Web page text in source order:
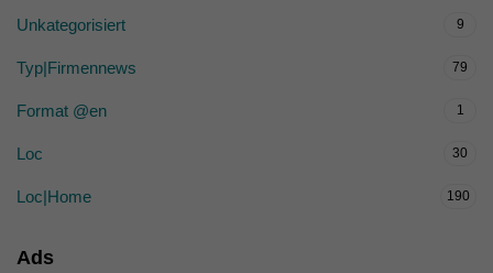
Unkategorisiert 9
Typ|Firmennews 79
Format @en 1
Loc 30
Loc|Home 190
Ads